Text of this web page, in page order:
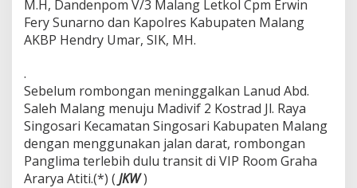
M.H, Dandenpom V/3 Malang Letkol Cpm Erwin
Fery Sunarno dan Kapolres Kabupaten Malang
AKBP Hendry Umar, SIK, MH.
.
Sebelum rombongan meninggalkan Lanud Abd.
Saleh Malang menuju Madivif 2 Kostrad Jl. Raya
Singosari Kecamatan Singosari Kabupaten Malang
dengan menggunakan jalan darat, rombongan
Panglima terlebih dulu transit di VIP Room Graha
Ararya Atiti.(*) ( JKW)